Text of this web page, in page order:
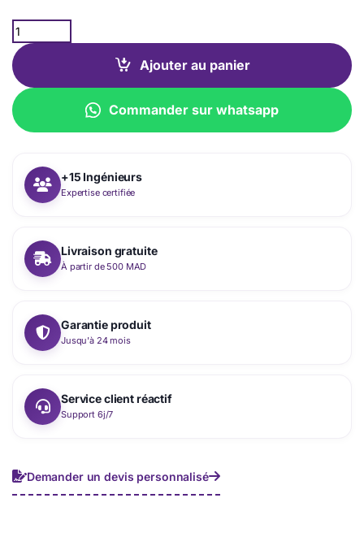
Quantity
Ajouter au panier
Commander sur whatsapp
+15 Ingénieurs
Expertise certifiée
Livraison gratuite
À partir de 500 MAD
Garantie produit
Jusqu'à 24 mois
Service client réactif
Support 6j/7
Demander un devis personnalisé